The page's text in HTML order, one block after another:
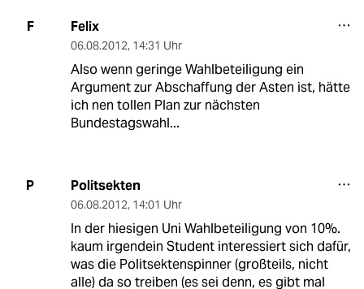
F Felix
06.08.2012, 14:31 Uhr
Also wenn geringe Wahlbeteiligung ein
Argument zur Abschaffung der Asten ist, hätte
ich nen tollen Plan zur nächsten
Bundestagswahl...
P Politsekten
06.08.2012, 14:01 Uhr
In der hiesigen Uni Wahlbeteiligung von 10%.
kaum irgendein Student interessiert sich dafür,
was die Politsektenspinner (großteils, nicht
alle) da so treiben (es sei denn, es gibt mal